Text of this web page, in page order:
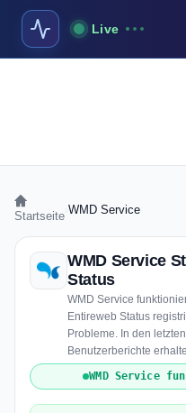
Live
Startseite WMD Service
WMD Service
Status
WMD Service
Entireweb Status
Probleme. In den
Benutzerberichte
WMD Service